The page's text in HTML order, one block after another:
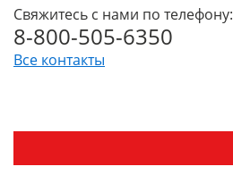
Свяжитесь с нами по телефону:
8-800-505-6350
Все контакты